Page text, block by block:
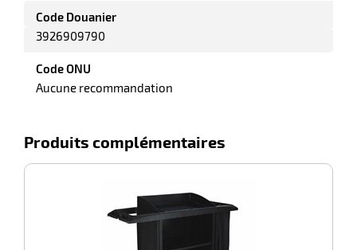
Code Douanier
3926909790
Code ONU
Aucune recommandation
Produits complémentaires